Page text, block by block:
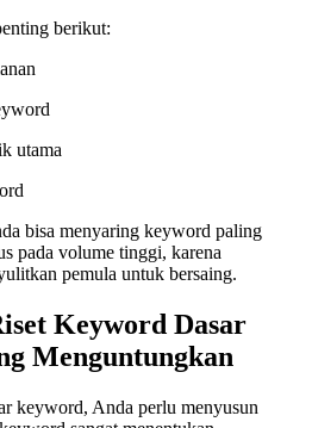
berikut:
utama
bisa menyaring keyword paling
pada volume tinggi, karena
pemula untuk bersaing.
Keyword Dasar
Menguntungkan
keyword, Anda perlu menyusun